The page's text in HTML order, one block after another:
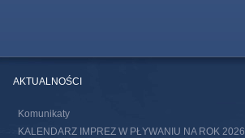
AKTUALNOŚCI
Komunikaty
KALENDARZ IMPREZ W PŁYWANIU NA ROK 2026